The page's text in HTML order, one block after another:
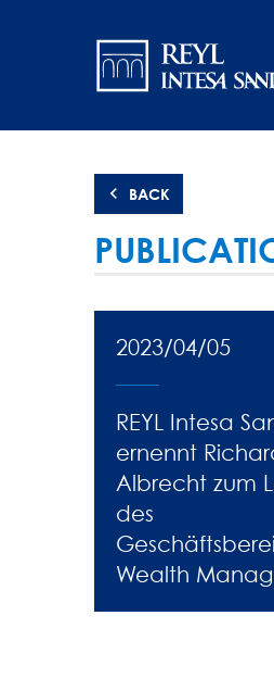
BACK
2023/04/05
REYL Intesa
ernennt
Albrecht zum
des
Wealth